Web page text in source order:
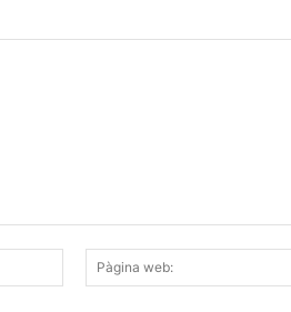
Correu
electrònic:*